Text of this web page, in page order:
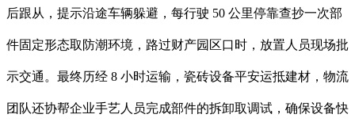
后跟从，提示沿途车辆躲避，每行驶 50 公里停靠查抄一次部
件固定形态取防潮环境，路过财产园区口时，放置人员现场批
示交通。最终历经 8 小时运输，瓷砖设备平安运抵建材，物流
团队还协帮企业手艺人员完成部件的拆卸取调试，确保设备快